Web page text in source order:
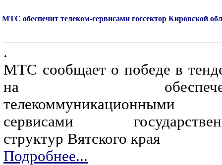
МТС обеспечит телеком-сервисами госсектор Кировской
.
МТС сообщает о победе в
на
телекоммуникационными
сервисами
структур Вятского края
Подробнее...